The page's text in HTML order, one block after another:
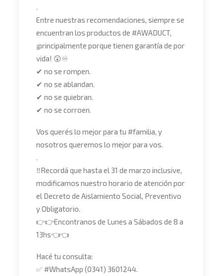
.
Entre nuestras recomendaciones, siempre se
encuentran los productos de #AWADUCT,
¡principalmente porque tienen garantía de por
vida! 😲♾
✔ no se rompen.
✔ no se ablandan.
✔ no se quiebran.
✔ no se corroen.
Vos querés lo mejor para tu #familia, y
nosotros queremos lo mejor para vos.
.
‼Recordá que hasta el 31 de marzo inclusive,
modificamos nuestro horario de atención por
el Decreto de Aislamiento Social, Preventivo
y Obligatorio.
👉👉Encontranos de Lunes a Sábados de 8 a
13hs👈👈
Hacé tu consulta:
✅#WhatsApp (0341) 3601244.